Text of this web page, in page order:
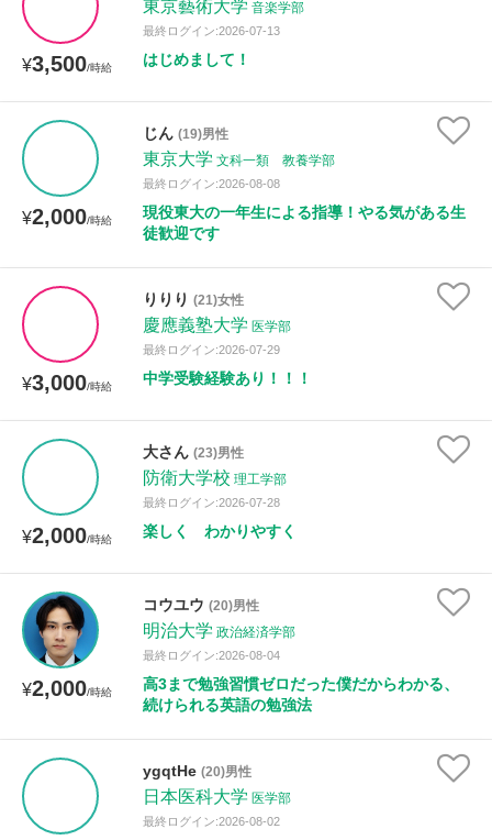
¥3,500/時給
東京藝術大学 音楽学部
最終ログイン:2026-07-13
はじめまして！
¥2,000/時給
じん (19)男性
東京大学 文科一類 教養学部
最終ログイン:2026-08-08
現役東大の一年生による指導！やる気がある生
徒歓迎です
¥3,000/時給
りりり (21)女性
慶應義塾大学 医学部
最終ログイン:2026-07-29
中学受験経験あり！！！
¥2,000/時給
大さん (23)男性
防衛大学校 理工学部
最終ログイン:2026-07-28
楽しく わかりやすく
¥2,000/時給
コウユウ (20)男性
明治大学 政治経済学部
最終ログイン:2026-08-04
高3まで勉強習慣ゼロだった僕だからわかる、
続けられる英語の勉強法
ygqtHe (20)男性
日本医科大学 医学部
最終ログイン:2026-08-02